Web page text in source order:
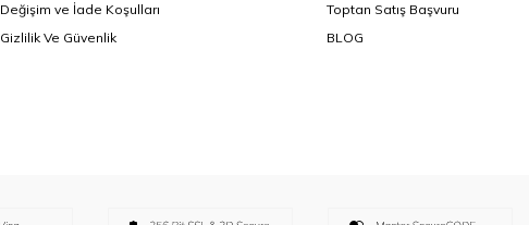
Değişim ve İade Koşulları
Gizlilik Ve Güvenlik
Toptan Satış Başvuru
BLOG